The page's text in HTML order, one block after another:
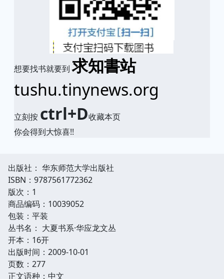
想要找书就要到求知書站
tushu.tinynews.org
立刻按 ctrl+D收藏本页
你会得到大惊喜!!
出版社： 华东师范大学出版社
ISBN：9787561772362
版次：1
商品编码：10039052
包装：平装
丛书名： 大夏书系·华应龙文丛
开本：16开
出版时间：2009-10-01
页数：277
正文语种：中文